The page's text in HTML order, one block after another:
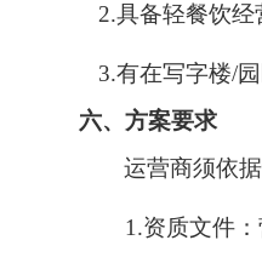
2.具备轻餐饮
3.有在写字楼/
六、方案要求
运营商须依
1.资质文件